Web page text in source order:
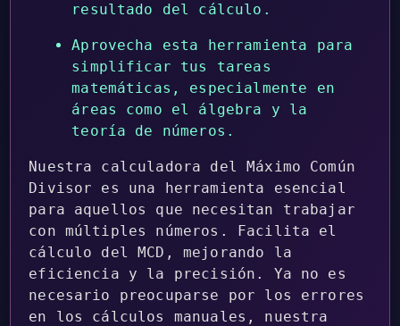
resultado del cálculo.
Aprovecha esta herramienta para
simplificar tus tareas
matemáticas, especialmente en
áreas como el álgebra y la
teoría de números.
Nuestra calculadora del Máximo Común
Divisor es una herramienta esencial
para aquellos que necesitan trabajar
con múltiples números. Facilita el
cálculo del MCD, mejorando la
eficiencia y la precisión. Ya no es
necesario preocuparse por los errores
en los cálculos manuales, nuestra